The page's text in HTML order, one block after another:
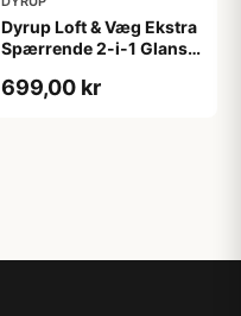
Dyrup Loft & Væg Ekstra
Spærrende 2-i-1 Glans 2
699,00 kr